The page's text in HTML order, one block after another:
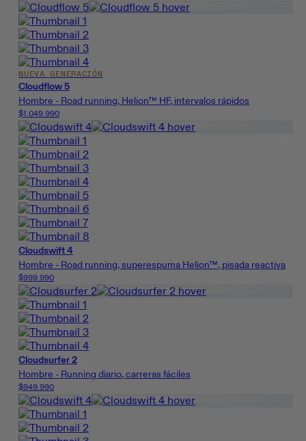
NUEVA GENERACIÓN
Cloudflow 5
Hombre - Road running, Helion™ HF, intervalos rápidos
$1.049.990
Cloudswift 4
Hombre - Road running, superespuma Helion™, pisada reactiva
$999.990
Cloudsurfer 2
Hombre - Running diario, carreras fáciles
$949.990